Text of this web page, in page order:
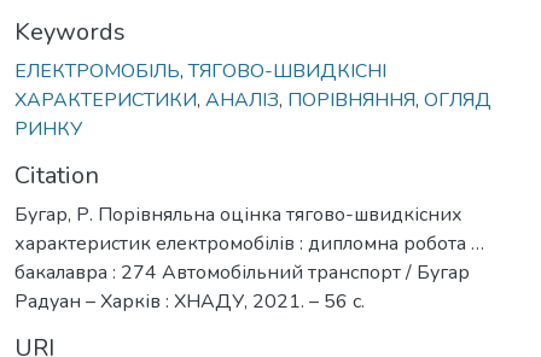
Keywords
ЕЛЕКТРОМОБІЛЬ,ТЯГОВО-ШВИДКІСНІ
ХАРАКТЕРИСТИКИ, АНАЛІЗ, ПОРІВНЯННЯ, ОГЛЯД
РИНКУ
Citation
Бугар, Р. Порівняльна оцінка тягово-швидкісних
характеристик електромобілів : дипломна робота …
бакалавра : 274 Автомобільний транспорт / Бугар
Радуан – Харків : ХНАДУ, 2021. – 56 с.
URI